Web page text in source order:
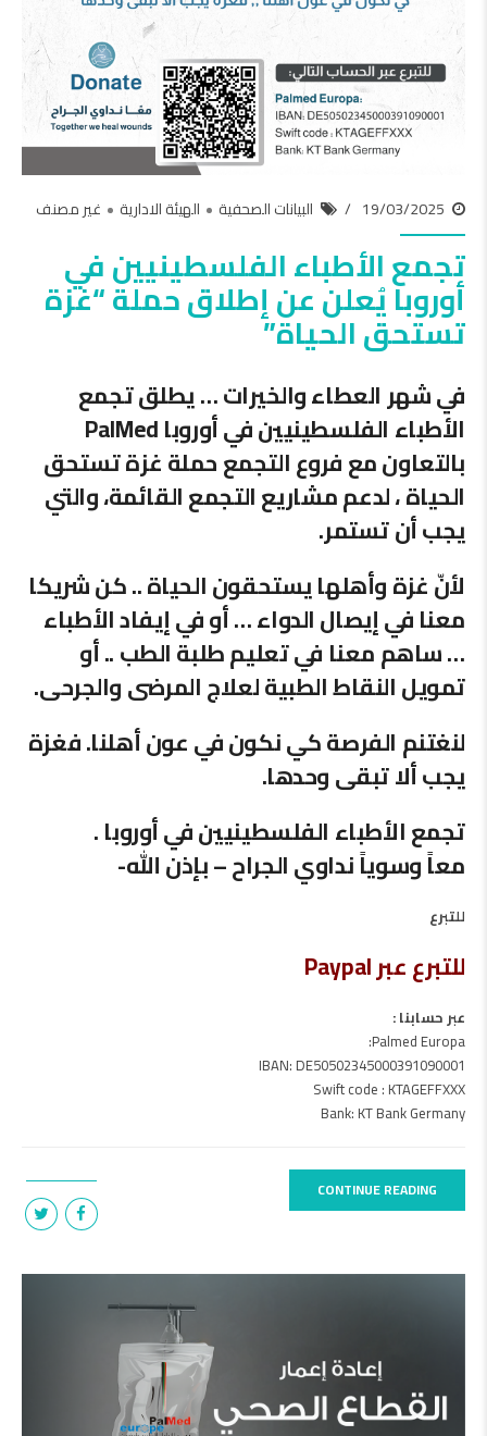
19/03/2025 البيانات الصحفية الهيئة الادارية غير مصنف
تجمع الأطباء الفلسطينيين في
أوروبا يُعلن عن إطلاق حملة “غزة
تستحق الحياة”
في شهر العطاء والخيرات … يطلق تجمع
الأطباء الفلسطينيين في أوروبا PalMed
بالتعاون مع فروع التجمع حملة غزة تستحق
الحياة ، لدعم مشاريع التجمع القائمة، والتي
يجب أن تستمر.
لأنّ غزة وأهلها يستحقون الحياة .. كن شريكا
معنا في إيصال الدواء … أو في إيفاد الأطباء
… ساهم معنا في تعليم طلبة الطب .. أو
تمويل النقاط الطبية لعلاج المرضى والجرحى.
لنغتنم الفرصة كي نكون في عون أهلنا. فغزة
يجب ألا تبقى وحدها.
تجمع الأطباء الفلسطينيين في أوروبا .
معاً وسوياً نداوي الجراح – بإذن الله-
للتبرع
للتبرع عبر Paypal
عبر حسابنا :
Palmed Europa:
IBAN: DE50502345000391090001
Swift code : KTAGEFFXXX
Bank: KT Bank Germany
CONTINUE READING